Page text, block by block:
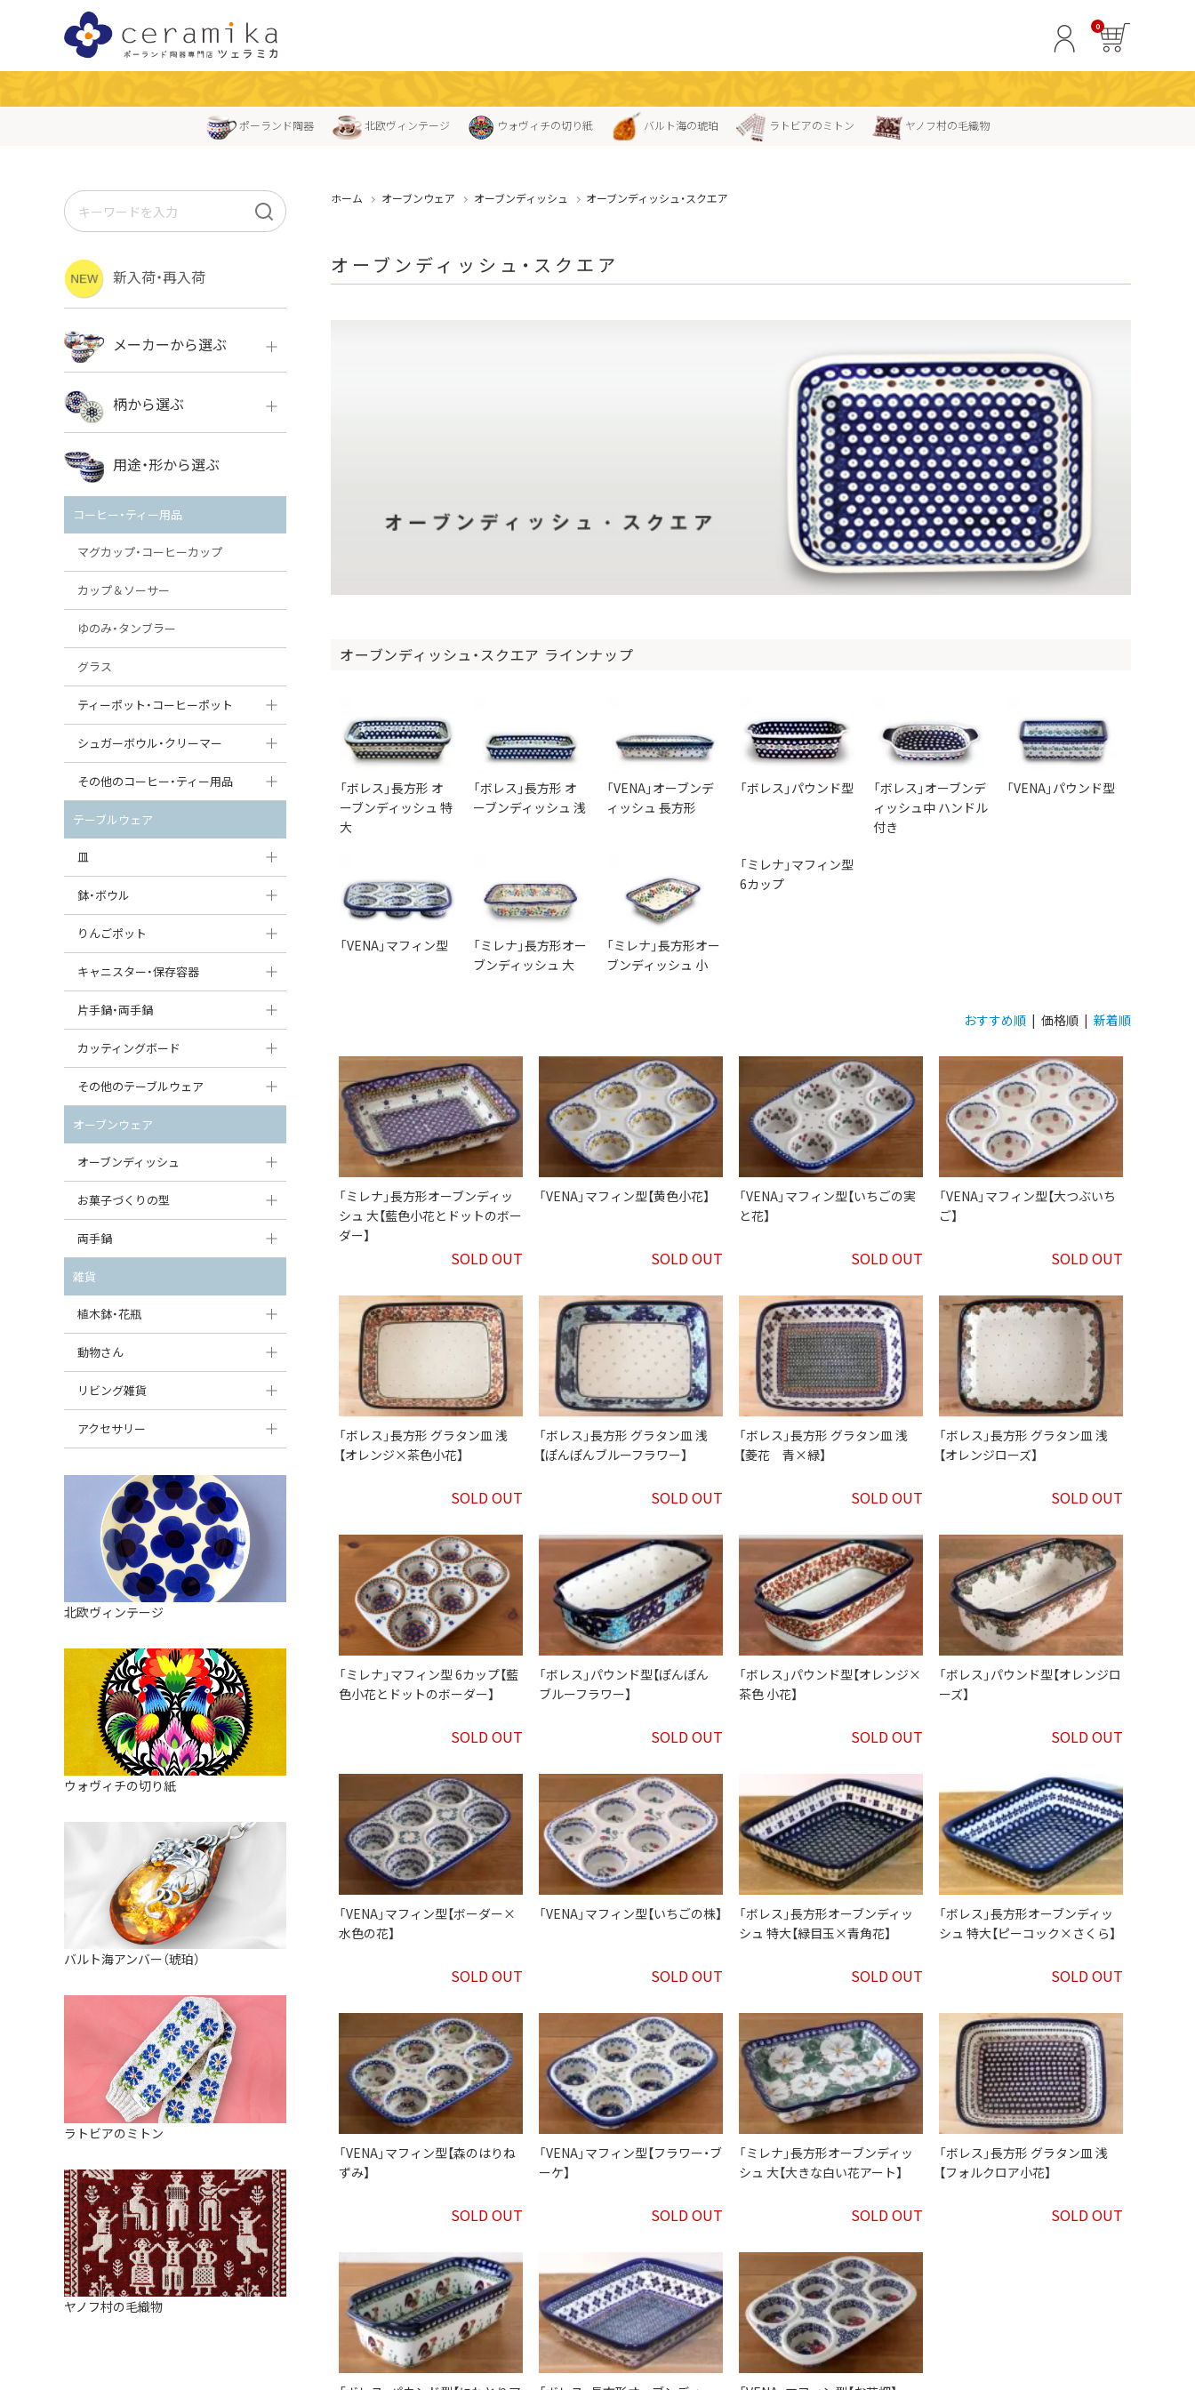
0
ポーランド陶器 北欧ヴィンテージ ウォヴィチの切り紙 バルト海の琥珀 ラトビアのミトン ヤノフ村の毛織物
ホーム オーブンウェア オーブンディッシュ オーブンディッシュ・スクエア
オーブンディッシュ・スクエア
オーブンディッシュ・スクエア ラインナップ
「ボレス」長方形 オ
ーブンディッシュ 特
大
「ボレス」長方形 オ
ーブンディッシュ 浅
「VENA」オーブンデ
ィッシュ 長方形
「ボレス」パウンド型
「ボレス」オーブンデ
ィッシュ中 ハンドル
付き
「VENA」パウンド型
「VENA」マフィン型
「ミレナ」長方形オー
ブンディッシュ 大
「ミレナ」長方形オー
ブンディッシュ 小
「ミレナ」マフィン型
6カップ
おすすめ順 | 価格順 | 新着順
「ミレナ」長方形オーブンディッ
シュ 大【藍色小花とドットのボー
ダー】
SOLD OUT
「VENA」マフィン型【黄色小花】
SOLD OUT
「VENA」マフィン型【いちごの実
と花】
SOLD OUT
「VENA」マフィン型【大つぶいち
ご】
SOLD OUT
「ボレス」長方形 グラタン皿 浅
【オレンジ×茶色小花】
SOLD OUT
「ボレス」長方形 グラタン皿 浅
【ぽんぽんブルーフラワー】
SOLD OUT
「ボレス」長方形 グラタン皿 浅
【菱花 青×緑】
SOLD OUT
「ボレス」長方形 グラタン皿 浅
【オレンジローズ】
SOLD OUT
「ミレナ」マフィン型 6カップ【藍
色小花とドットのボーダー】
SOLD OUT
「ボレス」パウンド型【ぽんぽん
ブルーフラワー】
SOLD OUT
「ボレス」パウンド型【オレンジ×
茶色 小花】
SOLD OUT
「ボレス」パウンド型【オレンジロ
ーズ】
SOLD OUT
「VENA」マフィン型【ボーダー×
水色の花】
SOLD OUT
「VENA」マフィン型【いちごの株】
SOLD OUT
「ボレス」長方形オーブンディッ
シュ 特大【緑目玉×青角花】
SOLD OUT
「ボレス」長方形オーブンディッ
シュ 特大【ピーコック×さくら】
SOLD OUT
「VENA」マフィン型【森のはりね
ずみ】
SOLD OUT
「VENA」マフィン型【フラワー・ブ
ーケ】
SOLD OUT
「ミレナ」長方形オーブンディッ
シュ 大【大きな白い花アート】
SOLD OUT
「ボレス」長方形 グラタン皿 浅
【フォルクロア小花】
SOLD OUT
新入荷・再入荷
メーカーから選ぶ
ボレス
VENA
ミレナ
柄から選ぶ
ボレス
用途・形から選ぶ
コーヒー・ティー用品
マグカップ・コーヒーカップ
カップ＆ソーサー
ゆのみ・タンブラー
グラス
ティーポット・コーヒーポット
ティーポット
コーヒーポット
シュガーボウル・クリーマー
シュガーボウル
クリーマー
その他のコーヒー・ティー用品
ポットウォーマー
ピッチャー
コーヒードリッパー
すべて見る
テーブルウェア
皿
大皿（24cm〜）
中皿（18〜24cm）
丸皿
スープ皿
ダルマプレート
たまご型プレート
ハート型プレート
変形プレート
分割ディッシュ
すべて見る
鉢・ボウル
大鉢（21cm〜）
中鉢（16〜21cm）
丸鉢・どんぶり・ボウル
茶碗
オーバルボウル
ハートボウル
葉っぱ型ボウル
りんご型ボウル
いちご型ボウル
星型ボウル
スープカップ
そば猪口・フリーカップ
ココット
薬味入れ
ミキシングボウル
すべて見る
りんごポット
りんごポット
りんごポット小
キャニスター・保存容器
キャニスター
つぼ
ガーリックポット
オニオンキャニスター
ガーリックキャニスター
チーズケース
バターディッシュ
六角形ポット
ボトル
すべて見る
片手鍋・両手鍋
ソースパン（片手鍋）
スープチュリーン
カッティングボード
角型カッティングボード
丸型カッティングボード
すべて見る
その他のテーブルウェア
調味料入れ
グレイヴィーボート
エッグカップ
ケーキスタンド
カトラリー
はしおき・カトラリーレスト
オーブンウェア
オーブンディッシュ
大型（24cm〜）
中型（18〜24cm）
スクエアオーブンディッシュ
オーバルオーブンディッシュ
すべて見る
お菓子づくりの型
パウンド型
マフィン型
すべて見る
両手鍋
チュリーン
キャセロール
すべて見る
雑貨
植木鉢・花瓶
植木鉢
花瓶
動物さん
フィギュア・置物
貯金箱
オーナメント
クリーマー
リビング雑貨
スツール
バス・洗面用品
家具小物
小物入れ
アロマポット
バスケット
装飾用タイル・プレート
ミニチュア
天使さま
カードスタンド
マグネット
すべて見る
アクセサリー
ペンダントトップ
すべて見る
北欧ヴィンテージ
ウォヴィチの切り紙
バルト海アンバー（琥珀）
ラトビアのミトン
ヤノフ村の毛織物